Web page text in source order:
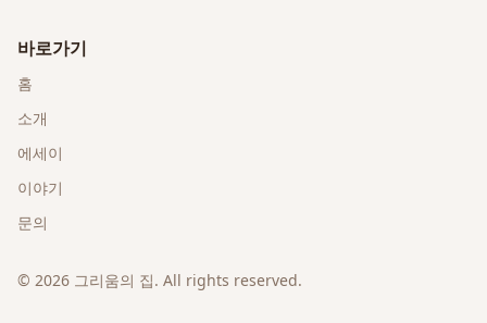
바로가기
홈
소개
에세이
이야기
문의
© 2026 그리움의 집. All rights reserved.